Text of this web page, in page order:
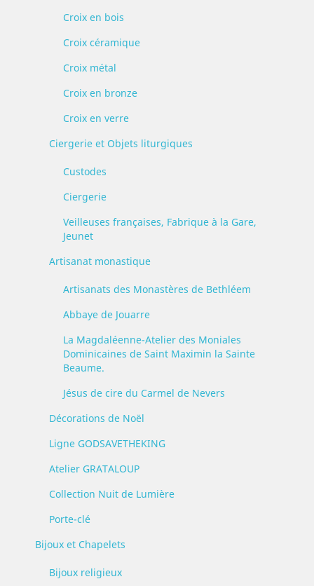
Croix en bois
Croix céramique
Croix métal
Croix en bronze
Croix en verre
Ciergerie et Objets liturgiques
Custodes
Ciergerie
Veilleuses françaises, Fabrique à la Gare,
Jeunet
Artisanat monastique
Artisanats des Monastères de Bethléem
Abbaye de Jouarre
La Magdaléenne-Atelier des Moniales
Dominicaines de Saint Maximin la Sainte
Beaume.
Jésus de cire du Carmel de Nevers
Décorations de Noël
Ligne GODSAVETHEKING
Atelier GRATALOUP
Collection Nuit de Lumière
Porte-clé
Bijoux et Chapelets
Bijoux religieux